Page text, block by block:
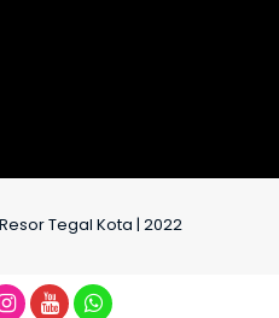
Tegal Kota | 2022